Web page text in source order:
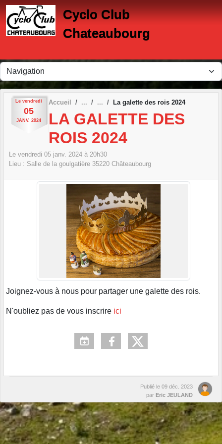
Cyclo Club
Chateaubourg
Le vendredi
05
JANV. 2024
Accueil La galette des rois 2024
LA GALETTE DES
ROIS 2024
Le vendredi 05 janv. 2024 à 20h30
Lieu : Salle de la goulgatière 35220 Châteaubourg
Joignez-vous à nous pour partager une galette des rois.
N'oubliez pas de vous inscrire ici
Publié le 09 déc. 2023
par Eric JEULAND
Panneau de gestion des cookies